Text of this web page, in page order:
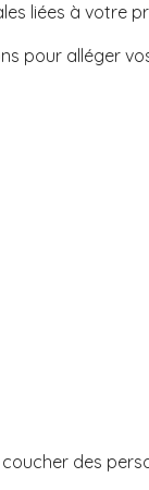
liées à votre
pour alléger
des